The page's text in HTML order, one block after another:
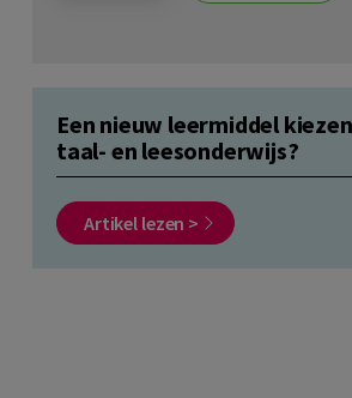
Een nieuw leermiddel
taal- en leesonderwijs?
Artikel lezen >